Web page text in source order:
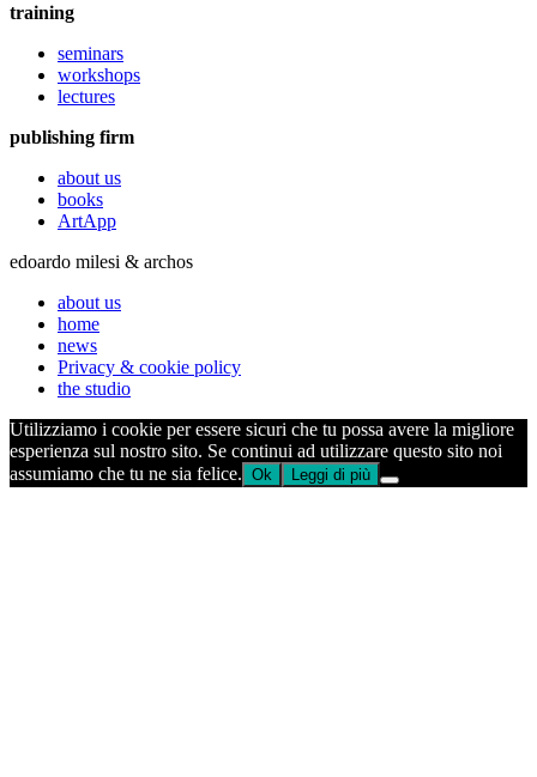
training
seminars
workshops
lectures
publishing firm
about us
books
ArtApp
edoardo milesi & archos
about us
home
news
Privacy & cookie policy
the studio
Utilizziamo i cookie per essere sicuri che tu possa avere la migliore
esperienza sul nostro sito. Se continui ad utilizzare questo sito noi
assumiamo che tu ne sia felice. Ok Leggi di più